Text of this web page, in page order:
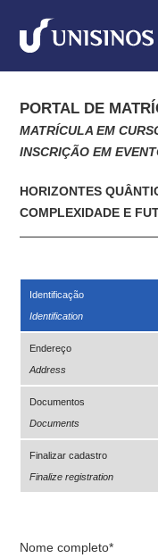
PORTAL DE
MATRÍCULA EM
INSCRIÇÃO EM
HORIZONTES
COMPLEXIDADE E
Identificação
Identification
Endereço
Address
Documentos
Documents
Finalizar cadastro
Finalize registration
Nome completo*